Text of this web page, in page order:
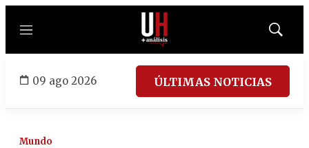
Menú
Mostrar
09 ago 2026 ÚLTIMAS NOTICIAS
Mundo